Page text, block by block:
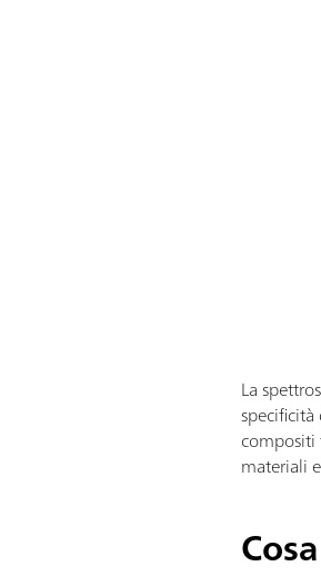
La
compositi
materiali